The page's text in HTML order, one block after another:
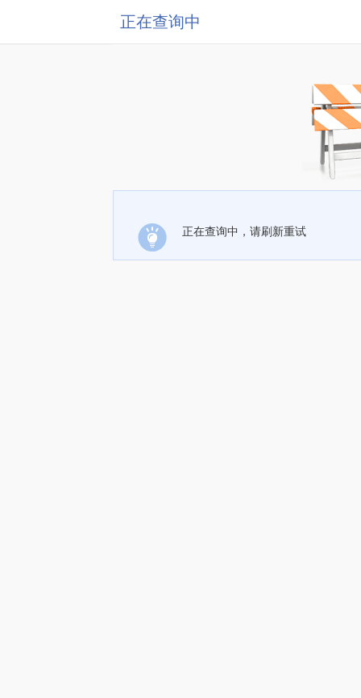
正在查询中
正在查询中，请刷新重试